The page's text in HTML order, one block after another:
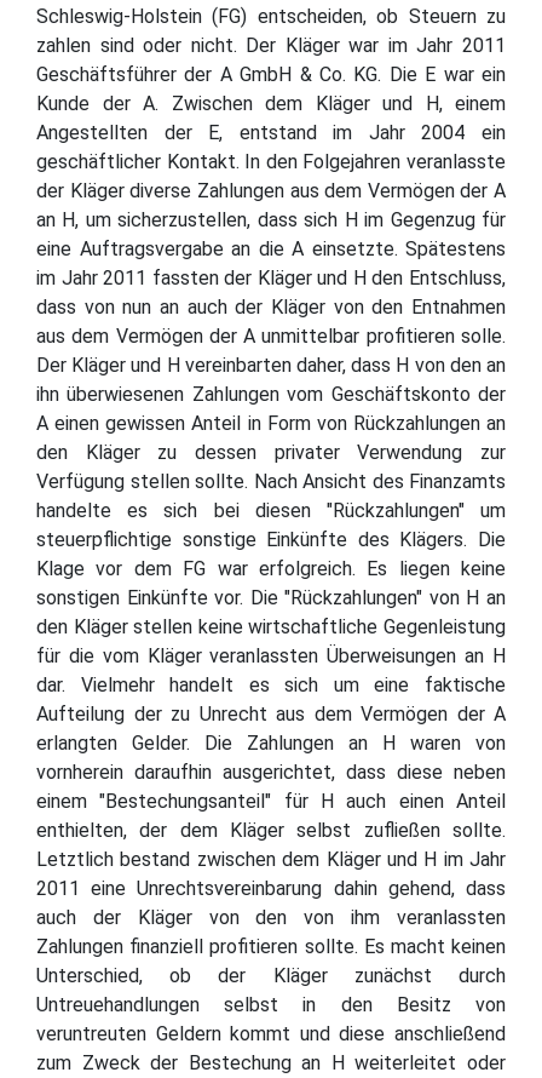
Schleswig-Holstein (FG) entscheiden, ob Steuern zu
zahlen sind oder nicht. Der Kläger war im Jahr 2011
Geschäftsführer der A GmbH & Co. KG. Die E war ein
Kunde der A. Zwischen dem Kläger und H, einem
Angestellten der E, entstand im Jahr 2004 ein
geschäftlicher Kontakt. In den Folgejahren veranlasste
der Kläger diverse Zahlungen aus dem Vermögen der A
an H, um sicherzustellen, dass sich H im Gegenzug für
eine Auftragsvergabe an die A einsetzte. Spätestens
im Jahr 2011 fassten der Kläger und H den Entschluss,
dass von nun an auch der Kläger von den Entnahmen
aus dem Vermögen der A unmittelbar profitieren solle.
Der Kläger und H vereinbarten daher, dass H von den an
ihn überwiesenen Zahlungen vom Geschäftskonto der
A einen gewissen Anteil in Form von Rückzahlungen an
den Kläger zu dessen privater Verwendung zur
Verfügung stellen sollte. Nach Ansicht des Finanzamts
handelte es sich bei diesen "Rückzahlungen" um
steuerpflichtige sonstige Einkünfte des Klägers. Die
Klage vor dem FG war erfolgreich. Es liegen keine
sonstigen Einkünfte vor. Die "Rückzahlungen" von H an
den Kläger stellen keine wirtschaftliche Gegenleistung
für die vom Kläger veranlassten Überweisungen an H
dar. Vielmehr handelt es sich um eine faktische
Aufteilung der zu Unrecht aus dem Vermögen der A
erlangten Gelder. Die Zahlungen an H waren von
vornherein daraufhin ausgerichtet, dass diese neben
einem "Bestechungsanteil" für H auch einen Anteil
enthielten, der dem Kläger selbst zufließen sollte.
Letztlich bestand zwischen dem Kläger und H im Jahr
2011 eine Unrechtsvereinbarung dahin gehend, dass
auch der Kläger von den von ihm veranlassten
Zahlungen finanziell profitieren sollte. Es macht keinen
Unterschied, ob der Kläger zunächst durch
Untreuehandlungen selbst in den Besitz von
veruntreuten Geldern kommt und diese anschließend
zum Zweck der Bestechung an H weiterleitet oder